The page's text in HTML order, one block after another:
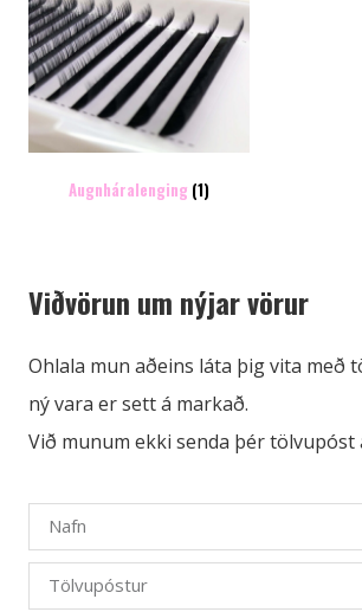
Augnháralenging (1)
Viðvörun um nýjar vörur
Ohlala mun aðeins láta þig vita með
ný vara er sett á markað.
Við munum ekki senda þér tölvupóst